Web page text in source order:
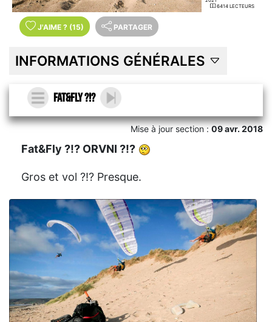
6414 LECTEURS
J'AIME ? (15) PARTAGER
INFORMATIONS GÉNÉRALES
Fat&Fly ?!?
Mise à jour section :09 avr. 2018
Fat&Fly ?!? ORVNI ?!?
Gros et vol ?!? Presque.